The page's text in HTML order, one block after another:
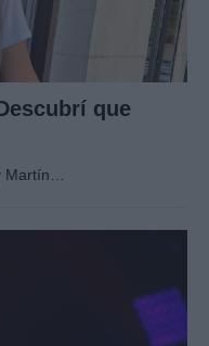
que
Martín…